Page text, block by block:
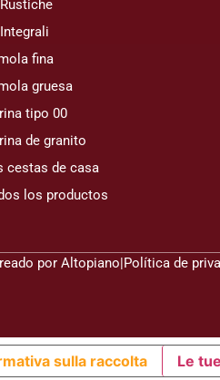
fina
gruesa
tipo 00
de granito
cestas de casa
los productos
por Altopiano|Política de
sulla raccolta Le